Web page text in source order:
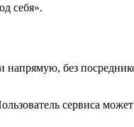
себя».
без
сервиса